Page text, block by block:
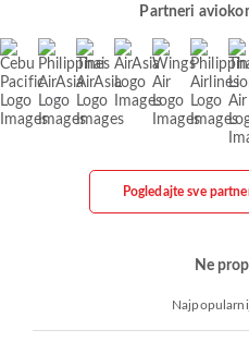
Partneri
Pogledajte sve
Ne